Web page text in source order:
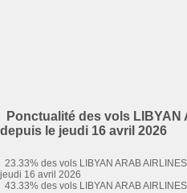
Ponctualité des vols LIBYAN
depuis le jeudi 16 avril 2026
23.33% des vols LIBYAN ARAB
jeudi 16 avril 2026
43.33% des vols LIBYAN ARAB